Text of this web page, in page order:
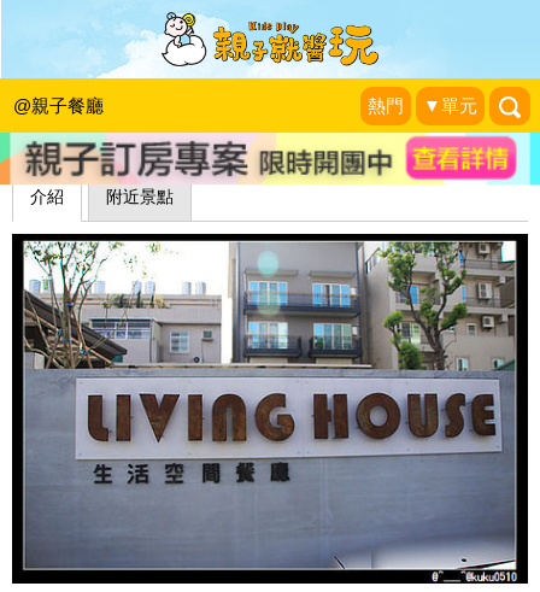
@親子餐廳 熱門 ▼單元
Living House生活空間餐廳(已歇業)
小企鵝生活趣
介紹 附近景點